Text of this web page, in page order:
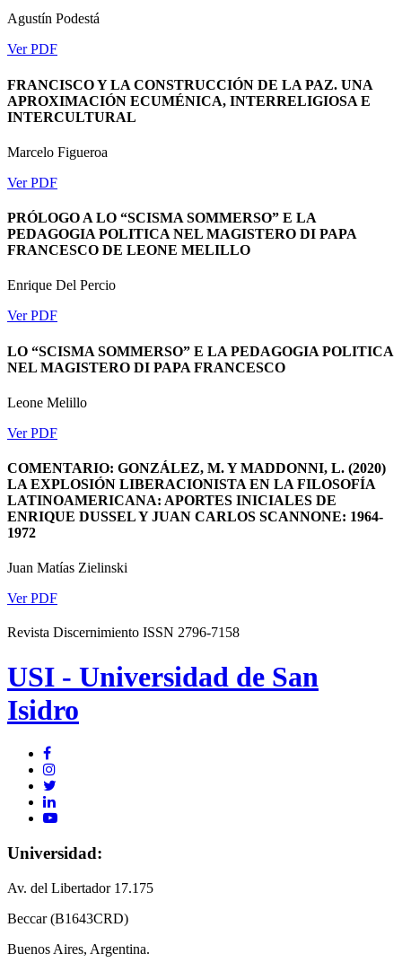
Agustín Podestá
Ver PDF
FRANCISCO Y LA CONSTRUCCIÓN DE LA PAZ. UNA
APROXIMACIÓN ECUMÉNICA, INTERRELIGIOSA E
INTERCULTURAL
Marcelo Figueroa
Ver PDF
PRÓLOGO A LO “SCISMA SOMMERSO” E LA
PEDAGOGIA POLITICA NEL MAGISTERO DI PAPA
FRANCESCO DE LEONE MELILLO
Enrique Del Percio
Ver PDF
LO “SCISMA SOMMERSO” E LA PEDAGOGIA POLITICA
NEL MAGISTERO DI PAPA FRANCESCO
Leone Melillo
Ver PDF
COMENTARIO: GONZÁLEZ, M. Y MADDONNI, L. (2020)
LA EXPLOSIÓN LIBERACIONISTA EN LA FILOSOFÍA
LATINOAMERICANA: APORTES INICIALES DE
ENRIQUE DUSSEL Y JUAN CARLOS SCANNONE: 1964-
1972
Juan Matías Zielinski
Ver PDF
Revista Discernimiento ISSN 2796-7158
USI - Universidad de San
Isidro
Universidad:
Av. del Libertador 17.175
Beccar (B1643CRD)
Buenos Aires, Argentina.